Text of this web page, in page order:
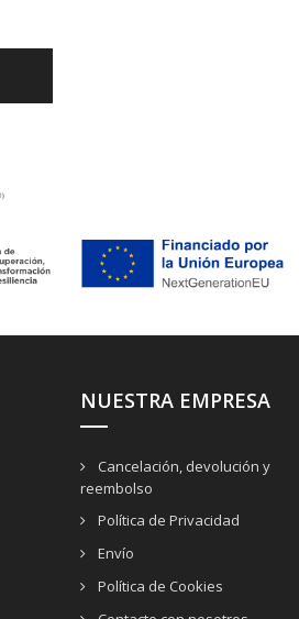
NUESTRA EMPRESA
Cancelación, devolución y
reembolso
Política de Privacidad
Envío
Política de Cookies